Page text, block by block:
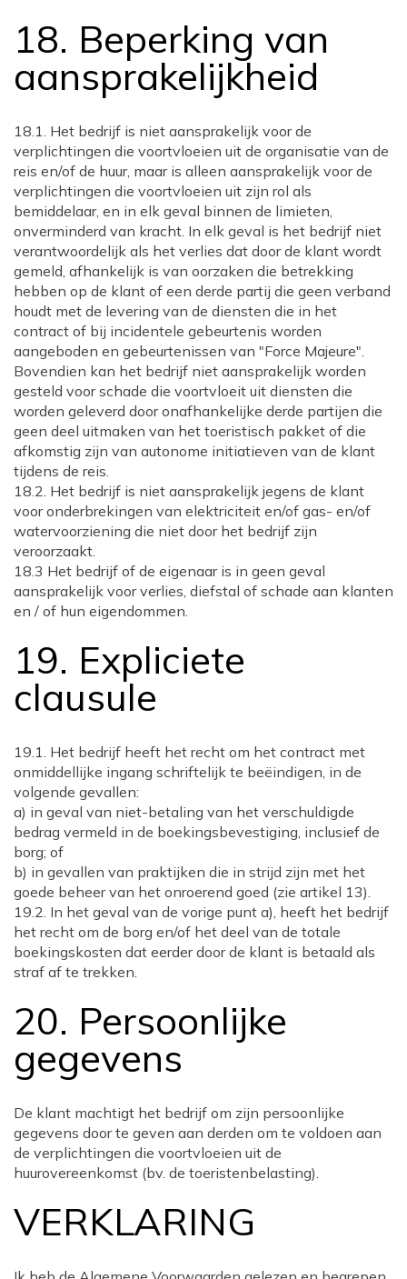
18. Beperking van
aansprakelijkheid
18.1. Het bedrijf is niet aansprakelijk voor de
verplichtingen die voortvloeien uit de organisatie van de
reis en/of de huur, maar is alleen aansprakelijk voor de
verplichtingen die voortvloeien uit zijn rol als
bemiddelaar, en in elk geval binnen de limieten,
onverminderd van kracht. In elk geval is het bedrijf niet
verantwoordelijk als het verlies dat door de klant wordt
gemeld, afhankelijk is van oorzaken die betrekking
hebben op de klant of een derde partij die geen verband
houdt met de levering van de diensten die in het
contract of bij incidentele gebeurtenis worden
aangeboden en gebeurtenissen van "Force Majeure".
Bovendien kan het bedrijf niet aansprakelijk worden
gesteld voor schade die voortvloeit uit diensten die
worden geleverd door onafhankelijke derde partijen die
geen deel uitmaken van het toeristisch pakket of die
afkomstig zijn van autonome initiatieven van de klant
tijdens de reis.
18.2. Het bedrijf is niet aansprakelijk jegens de klant
voor onderbrekingen van elektriciteit en/of gas- en/of
watervoorziening die niet door het bedrijf zijn
veroorzaakt.
18.3 Het bedrijf of de eigenaar is in geen geval
aansprakelijk voor verlies, diefstal of schade aan klanten
en / of hun eigendommen.
19. Expliciete
clausule
19.1. Het bedrijf heeft het recht om het contract met
onmiddellijke ingang schriftelijk te beëindigen, in de
volgende gevallen:
a) in geval van niet-betaling van het verschuldigde
bedrag vermeld in de boekingsbevestiging, inclusief de
borg; of
b) in gevallen van praktijken die in strijd zijn met het
goede beheer van het onroerend goed (zie artikel 13).
19.2. In het geval van de vorige punt a), heeft het bedrijf
het recht om de borg en/of het deel van de totale
boekingskosten dat eerder door de klant is betaald als
straf af te trekken.
20. Persoonlijke
gegevens
De klant machtigt het bedrijf om zijn persoonlijke
gegevens door te geven aan derden om te voldoen aan
de verplichtingen die voortvloeien uit de
huurovereenkomst (bv. de toeristenbelasting).
VERKLARING